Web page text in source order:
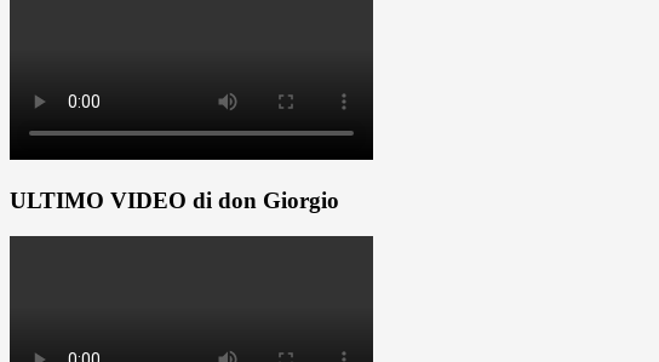
ULTIMO VIDEO di don Giorgio